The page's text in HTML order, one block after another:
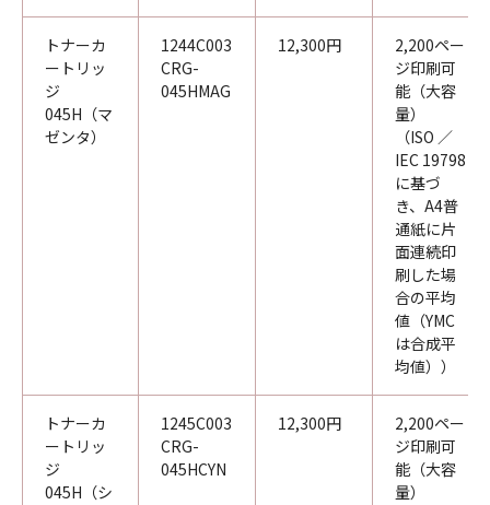
トナーカ
ートリッ
ジ
045H（マ
ゼンタ）
1244C003
CRG-
045HMAG
12,300円
2,200ペー
ジ印刷可
能（大容
量）
（ISO ／
IEC 19798
に基づ
き、A4普
通紙に片
面連続印
刷した場
合の平均
値（YMC
は合成平
均値））
トナーカ
ートリッ
ジ
045H（シ
1245C003
CRG-
045HCYN
12,300円
2,200ペー
ジ印刷可
能（大容
量）